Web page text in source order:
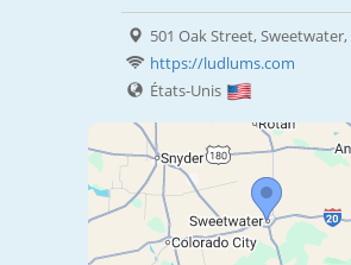
501 Oak Street, Sweetwater,
https://ludlums.com
États-Unis